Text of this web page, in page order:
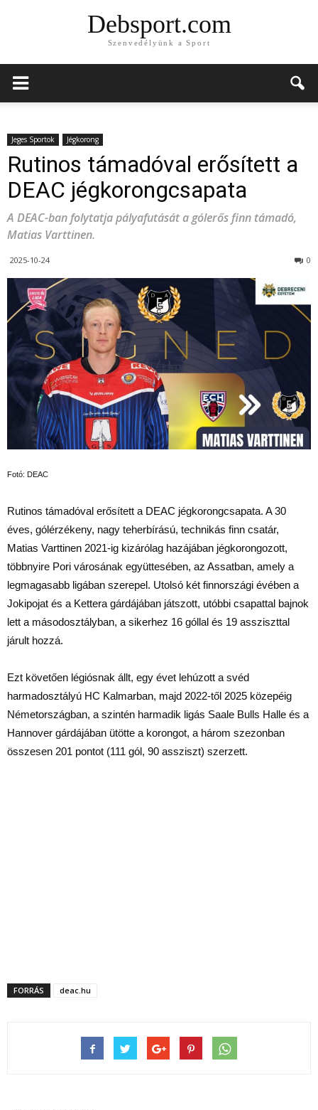
Debsport.com
Szenvedélyünk a Sport
Jeges Sportok Jégkorong
Rutinos támadóval erősített a
DEAC jégkorongcsapata
A DEAC-ban folytatja pályafutását a gólerős finn támadó,
Matias Varttinen.
2025-10-24 0
Fotó: DEAC
Rutinos támadóval erősített a DEAC jégkorongcsapata. A 30
éves, gólérzékeny, nagy teherbírású, technikás finn csatár,
Matias Varttinen 2021-ig kizárólag hazájában jégkorongozott,
többnyire Pori városának együttesében, az Assatban, amely a
legmagasabb ligában szerepel. Utolsó két finnországi évében a
Jokipojat és a Kettera gárdájában játszott, utóbbi csapattal bajnok
lett a másodosztályban, a sikerhez 16 góllal és 19 assziszttal
járult hozzá.
Ezt követően légiósnak állt, egy évet lehúzott a svéd
harmadosztályú HC Kalmarban, majd 2022-től 2025 közepéig
Németországban, a szintén harmadik ligás Saale Bulls Halle és a
Hannover gárdájában ütötte a korongot, a három szezonban
összesen 201 pontot (111 gól, 90 assziszt) szerzett.
FORRÁS deac.hu